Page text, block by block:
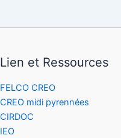
Lien et Ressources
FELCO CREO
CREO midi pyrennées
CIRDOC
IEO